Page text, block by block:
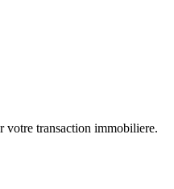
votre transaction immobiliere.